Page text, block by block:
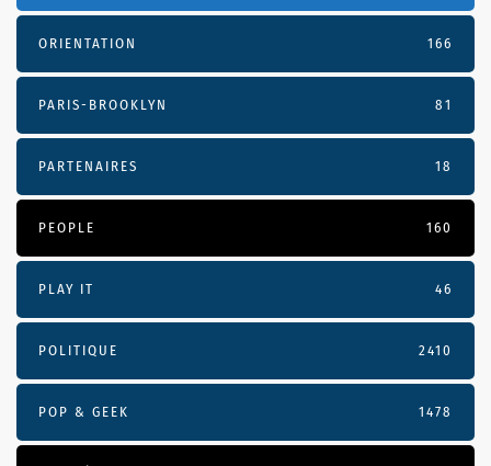
ORIENTATION 166
PARIS-BROOKLYN 81
PARTENAIRES 18
PEOPLE 160
PLAY IT 46
POLITIQUE 2410
POP & GEEK 1478